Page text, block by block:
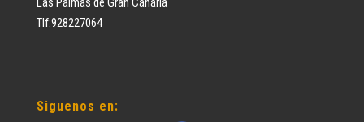
Tlf:928227064
Siguenos en: